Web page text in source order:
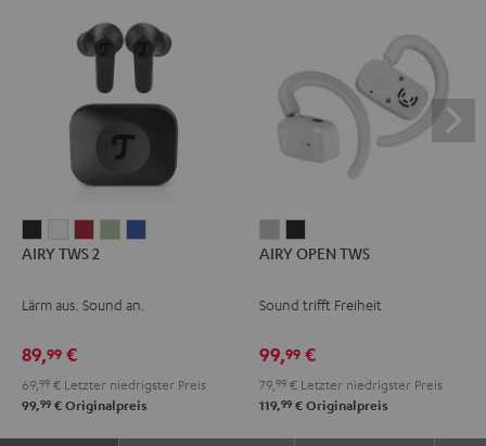
TWS
Night
TWS
Pure
TWS
RubySage
AIRY TWS 2
Lärm aus. Sound an.
89,99 €
69, 99 € Letzter niedrigster Preis
99,99 € Originalpreis
OPEN
Moon
OPEN
Night
AIRY OPEN TWS
Sound trifft Freiheit
99,99 €
79, 99 € Letzter niedrigster Preis
119,99 € Originalpreis